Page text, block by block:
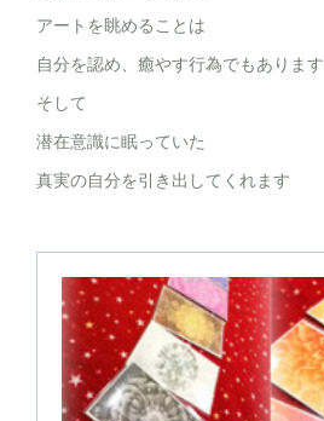
アートを眺めることは
自分を認め、癒やす行為でもあります
そして
潜在意識に眠っていた
真実の自分を引き出してくれます